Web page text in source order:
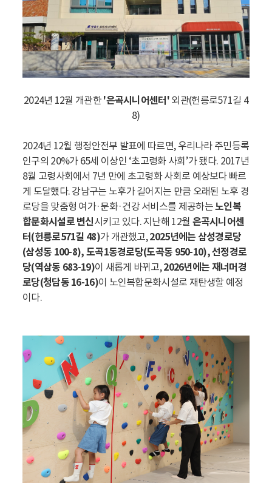
2024년 12월 개관한 '은곡시니어센터' 외관(헌릉로571길 4
8)
2024년 12월 행정안전부 발표에 따르면, 우리나라 주민등록
인구의 20%가 65세 이상인 ‘초고령화 사회’가 됐다. 2017년
8월 고령사회에서 7년 만에 초고령화 사회로 예상보다 빠르
게 도달했다. 강남구는 노후가 길어지는 만큼 오래된 노후 경
로당을 맞춤형 여가·문화·건강 서비스를 제공하는노인복
합문화시설로 변신시키고 있다. 지난해 12월 은곡시니어센
터(헌릉로571길 48)가 개관했고,2025년에는 삼성경로당
(삼성동 100-8), 도곡1동경로당(도곡동 950-10), 선정경로
당(역삼동 683-19)이 새롭게 바뀌고,2026년에는 재너머경
로당(청담동 16-16)이 노인복합문화시설로 재탄생할 예정
이다.